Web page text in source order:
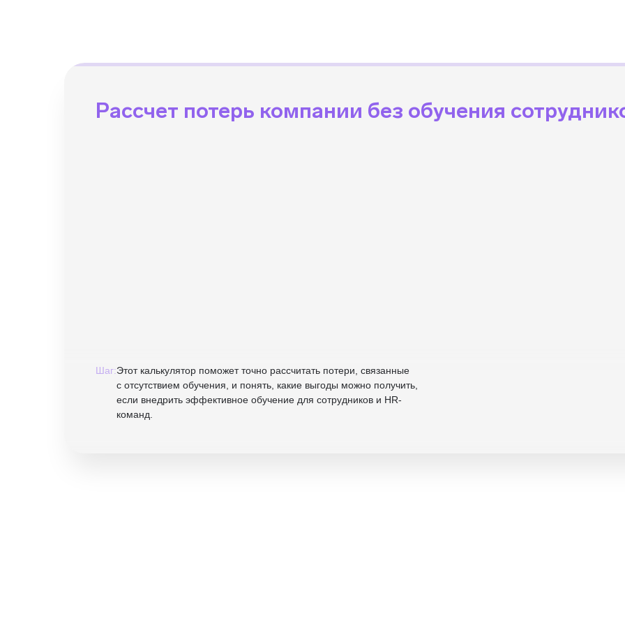
Рассчет потерь компании без обучения
Шаг:Этот калькулятор поможет точно рассчитать потери, связанные
с отсутствием обучения, и понять, какие выгоды можно получить,
если внедрить эффективное обучение для сотрудников и HR-
команд.